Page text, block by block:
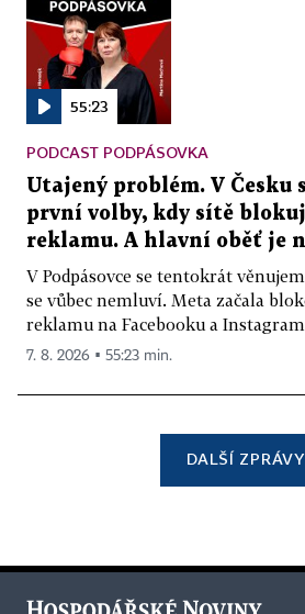
55:23
PODCAST PODPÁSOVKA
Utajený problém. V Česku
první volby, kdy sítě
reklamu. A hlavní oběť je
V Podpásovce se tentokrát
se vůbec nemluví. Meta začala
reklamu na Facebooku a
7. 8. 2026 ▪ 55:23 min.
DALŠÍ ZPRÁVY